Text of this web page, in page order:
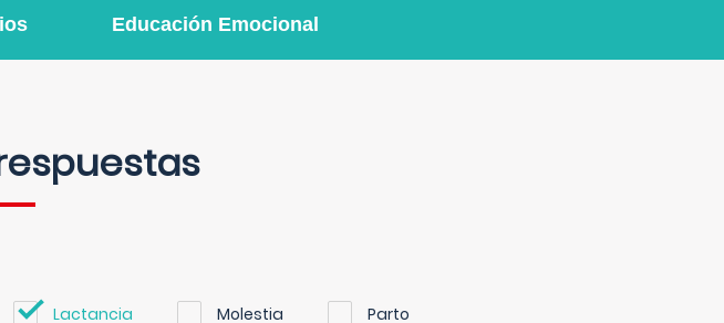
Educación Emocional
Lactancia Molestia Parto